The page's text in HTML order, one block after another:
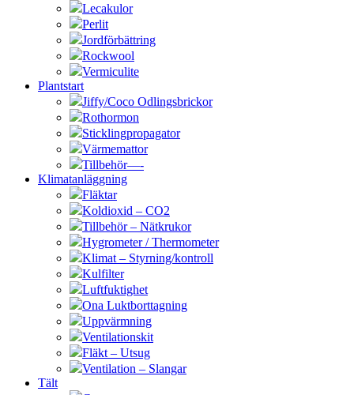
Lecakulor
Perlit
Jordförbättring
Rockwool
Vermiculite
Plantstart
Jiffy/Coco Odlingsbrickor
Rothormon
Sticklingpropagator
Värmemattor
Tillbehör—-
Klimatanläggning
Fläktar
Koldioxid – CO2
Tillbehör – Nätkrukor
Hygrometer / Thermometer
Klimat – Styrning/kontroll
Kulfilter
Luftfuktighet
Ona Luktborttagning
Uppvärmning
Ventilationskit
Fläkt – Utsug
Ventilation – Slangar
Tält